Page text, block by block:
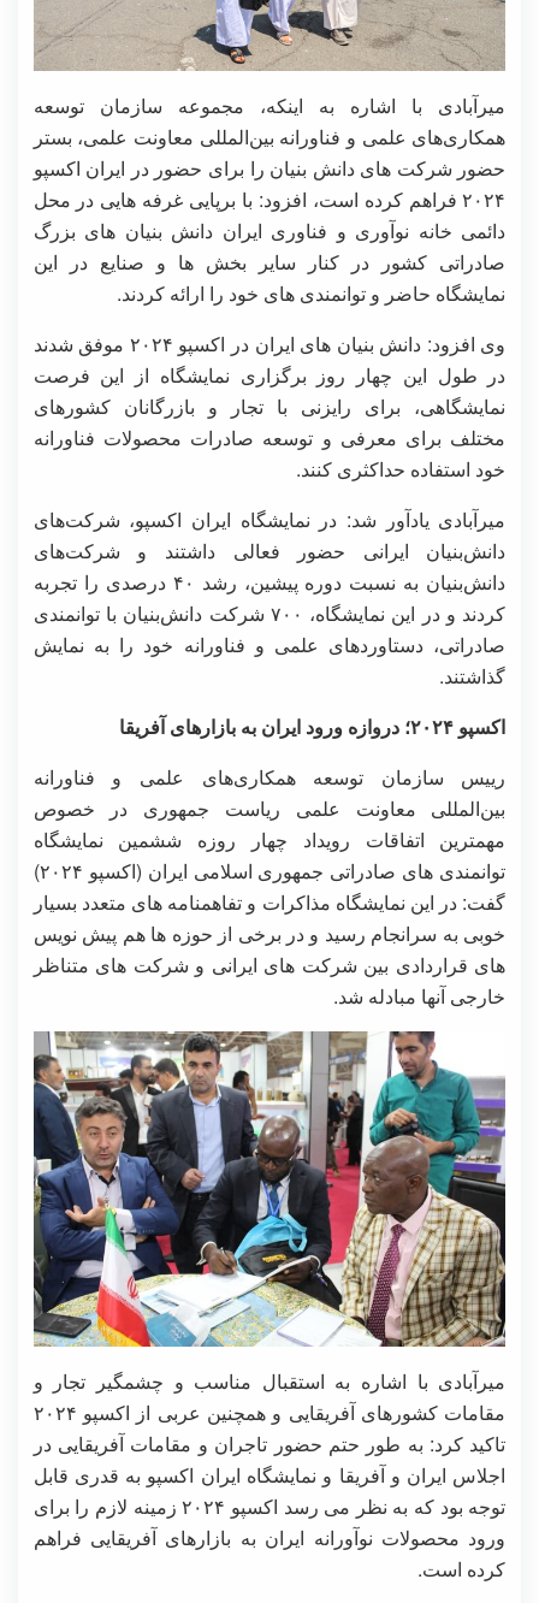
میرآبادی با اشاره به اینکه، مجموعه سازمان توسعه
همکاری‌های علمی و فناورانه بین‌المللی معاونت علمی، بستر
حضور شرکت های دانش بنیان را برای حضور در ایران اکسپو
۲۰۲۴ فراهم کرده است، افزود: با برپایی غرفه هایی در محل
دائمی خانه نوآوری و فناوری ایران دانش بنیان های بزرگ
صادراتی کشور در کنار سایر بخش ها و صنایع در این
نمایشگاه حاضر و توانمندی های خود را ارائه کردند.
وی افزود: دانش بنیان های ایران در اکسپو ۲۰۲۴ موفق شدند
در طول این چهار روز برگزاری نمایشگاه از این فرصت
نمایشگاهی، برای رایزنی با تجار و بازرگانان کشورهای
مختلف برای معرفی و توسعه صادرات محصولات فناورانه
خود استفاده حداکثری کنند.
میرآبادی یادآور شد: در نمایشگاه ایران اکسپو، شرکت‌های
دانش‌بنیان ایرانی حضور فعالی داشتند و شرکت‌های
دانش‌بنیان به نسبت دوره‌ پیشین، رشد ۴۰ درصدی را تجربه
کردند و در این نمایشگاه، ۷۰۰ شرکت دانش‌بنیان با توانمندی
صادراتی، دستاوردهای علمی و فناورانه خود را به نمایش
گذاشتند.
اکسپو ۲۰۲۴؛ دروازه ورود ایران به بازارهای آفریقا
رییس سازمان توسعه همکاری‌های علمی و فناورانه
بین‌المللی معاونت علمی ریاست جمهوری در خصوص
مهمترین اتفاقات رویداد چهار روزه ششمین نمایشگاه
توانمندی های صادراتی جمهوری اسلامی ایران (اکسپو ۲۰۲۴)
گفت: در این نمایشگاه مذاکرات و تفاهمنامه های متعدد بسیار
خوبی به سرانجام رسید و در برخی از حوزه ها هم پیش نویس
های قراردادی بین شرکت های ایرانی و شرکت های متناظر
خارجی آنها مبادله شد.
میرآبادی با اشاره به استقبال مناسب و چشمگیر تجار و
مقامات کشورهای آفریقایی و همچنین عربی از اکسپو ۲۰۲۴
تاکید کرد: به طور حتم حضور تاجران و مقامات آفریقایی در
اجلاس ایران و آفریقا و نمایشگاه ایران اکسپو به قدری قابل
توجه بود که به نظر می رسد اکسپو ۲۰۲۴ زمینه لازم را برای
ورود محصولات نوآورانه ایران به بازارهای آفریقایی فراهم
کرده است.